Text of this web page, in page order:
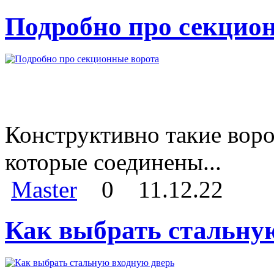
Подробно про
Конструктивно такие
которые соединены...
Master
0 11.12.22
Как выбрать